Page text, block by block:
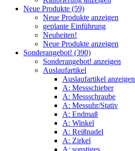
Neue Produkte (59)
Neue Produkte anzeigen
geplante Einführung
Neuheiten!
Neue Produkte anzeigen
Sonderangebot! (390)
Sonderangebot! anzeigen
Auslaufartikel
Auslaufartikel anzeigen
A: Messschieber
A: Messschraube
A: Messuhr/Stativ
A: Endmaß
A: Winkel
A: Reißnadel
A: Zirkel
A: sonstiges